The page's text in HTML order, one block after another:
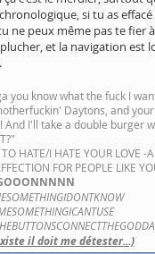
si tu as
ne peux même pas te fier
et la navigation est
you know what the fuck I
Daytons, and
And I'll take a double burger
TO HATE/I HATE YOUR LOVE -
FOR PEOPLE LIKE
il doit me détester...)